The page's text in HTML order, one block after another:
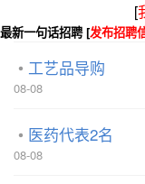
[
最新一句话招聘 [发布招聘
工艺品导购
08-08
医药代表2名
08-08